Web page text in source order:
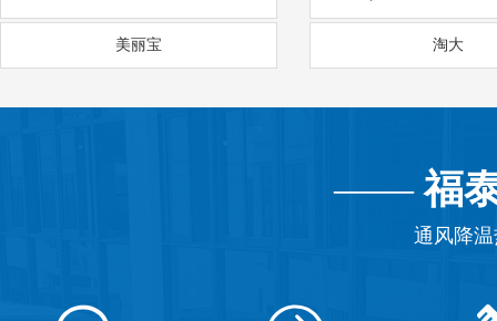
美丽宝 淘大
——福
通风降